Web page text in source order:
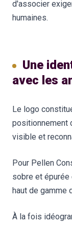
d'associer
humaines.
Une
avec les
Le logo
positionnement
visible et
Pour Pellen
sobre et épurée
haut de gamme
À la fois